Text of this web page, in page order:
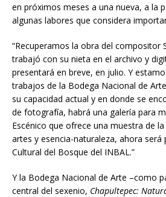
en próximos meses a una nueva, a la
algunas labores que considera
“Recuperamos la obra del compositor
trabajó con su nieta en el archivo y
presentará en breve, en julio. Y
trabajos de la Bodega Nacional de
su capacidad actual y en donde se
de fotografía, habrá una galería para
Escénico que ofrece una muestra de
artes y esencia-naturaleza, ahora será
Cultural del Bosque del INBAL.”
Y la Bodega Nacional de Arte –como
central del sexenio, Chapultepec: